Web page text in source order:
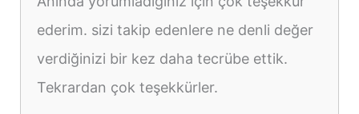
ederim. sizi takip edenlere ne denli değer
verdiğinizi bir kez daha tecrübe ettik.
Tekrardan çok teşekkürler.